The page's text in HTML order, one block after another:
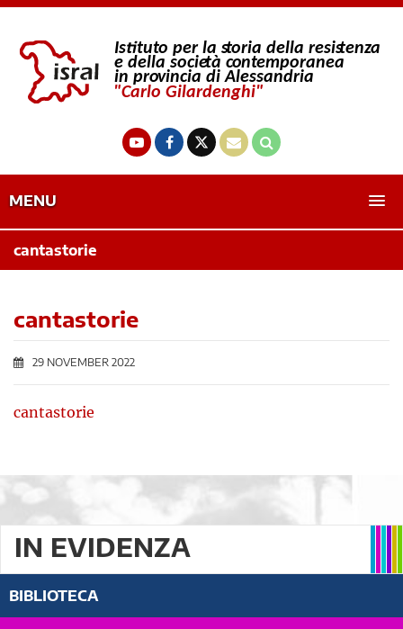
MENU
cantastorie
cantastorie
29 NOVEMBER 2022
cantastorie
IN EVIDENZA
BIBLIOTECA